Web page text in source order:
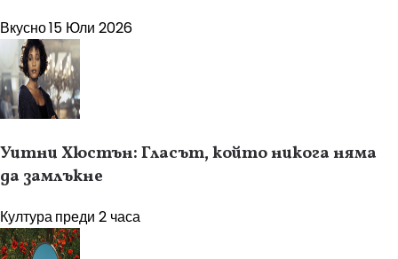
Вкусно15 Юли 2026
Уитни Хюстън: Гласът, който никога няма
да замлъкне
Културапреди 2 часа